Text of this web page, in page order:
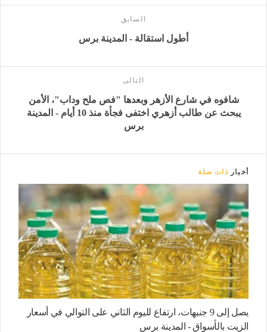
السابق
أطول استقالة - المدينة برس
التالى
شافوه في شارع الأزهر وبعدها "فص ملح وداب"، الأمن
يبحث عن طالب أزهري اختفى فجأة منذ 10 أيام - المدينة
برس
أخبار ذات صلة
يصل إلى 9 جنيهات، ارتفاع لليوم الثاني على التوالي في أسعار
الزيت بالأسواق - المدينة برس